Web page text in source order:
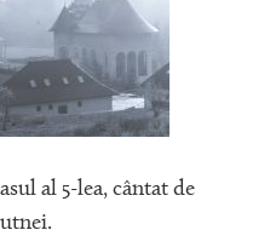
al 5-lea, cântat de